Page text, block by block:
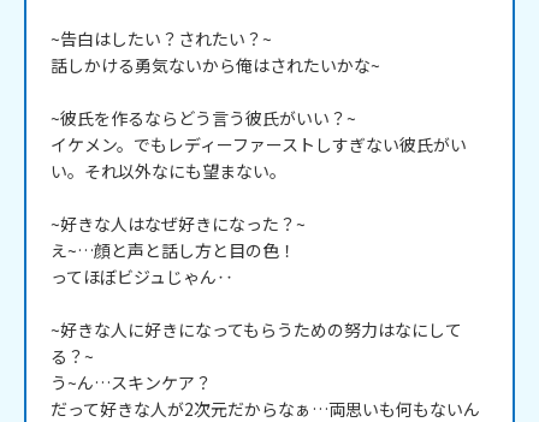
~告白はしたい？されたい？~
話しかける勇気ないから俺はされたいかな~
~彼氏を作るならどう言う彼氏がいい？~
イケメン。でもレディーファーストしすぎない彼氏がい
い。それ以外なにも望まない。
~好きな人はなぜ好きになった？~
え~…顔と声と話し方と目の色！
ってほぼビジュじゃん‥
~好きな人に好きになってもらうための努力はなにして
る？~
う~ん…スキンケア？
だって好きな人が2次元だからなぁ…両思いも何もないん